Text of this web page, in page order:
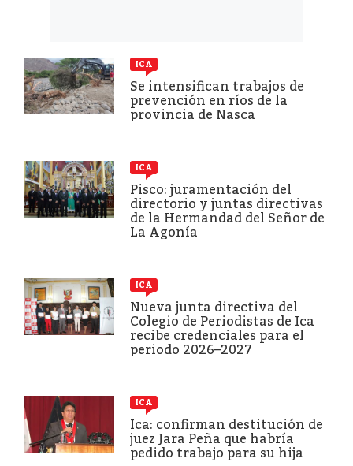
ICA
Se intensifican trabajos de
prevención en ríos de la
provincia de Nasca
ICA
Pisco: juramentación del
directorio y juntas directivas
de la Hermandad del Señor de
La Agonía
ICA
Nueva junta directiva del
Colegio de Periodistas de Ica
recibe credenciales para el
periodo 2026–2027
ICA
Ica: confirman destitución de
juez Jara Peña que habría
pedido trabajo para su hija